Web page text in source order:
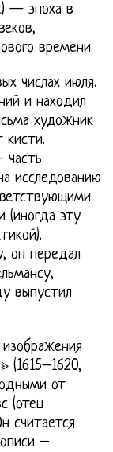
— эпоха в
времени.
числах июля.
и находил
художник
кисти.
часть
исследованию
(иногда эту
он передал
выпустил
(1615–1620,
от
(отец
считается
–